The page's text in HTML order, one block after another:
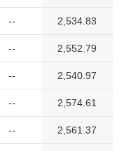
-- 2,534.83
-- 2,552.79
-- 2,540.97
-- 2,574.61
-- 2,561.37